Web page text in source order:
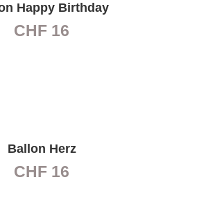
Happy Birthday
CHF 16
Ballon Herz
CHF 16